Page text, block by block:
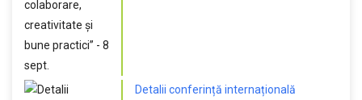
Detalii conferință internațională